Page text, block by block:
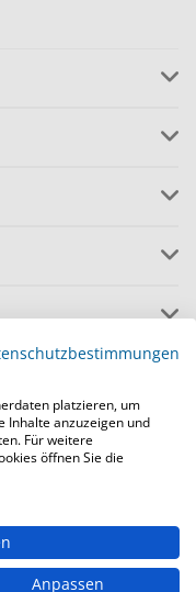
GmbH, alle
Ungarn
platzieren, um
Inhalte anzuzeigen und
Für weitere
öffnen Sie die
Anpassen